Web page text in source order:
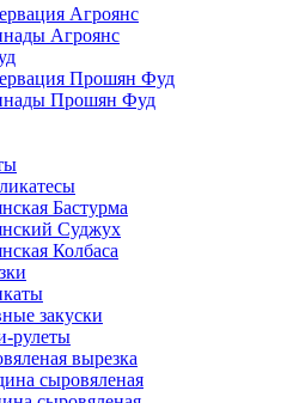
Агроянс
Агроянс
Прошян Фуд
Прошян Фуд
Бастурма
Суджух
Колбаса
закуски
рулеты
вырезка
сыровяленая